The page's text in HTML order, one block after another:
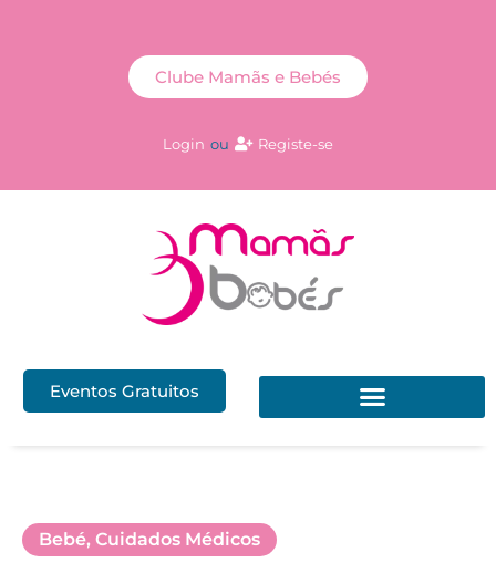
Login ou Registe-se
Clube Mamãs e Bebés
Eventos Gratuitos
Bebé, Cuidados Médicos